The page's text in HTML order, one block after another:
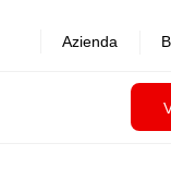
Azienda